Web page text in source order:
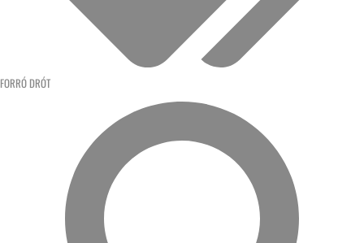
FORRÓ DRÓT